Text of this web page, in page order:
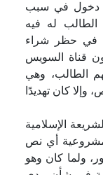
دخول في سبب
له فيه
في حظر شراء
قناة السويس
الطالب، وهي
كان تهديدًا
الإسلامية
مشروعية أي نص
ولما كان وهو